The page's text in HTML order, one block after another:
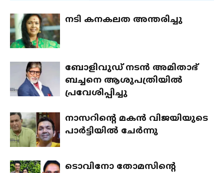
നടി കനകലത അന്തരിച്ചു
ബോളിവുഡ് നടന്‍ അമിതാഭ്
ബച്ചനെ ആശുപത്രിയില്‍
പ്രവേശിപ്പിച്ചു
നാസറിന്റെ മകന്‍ വിജയിയുടെ
പാര്‍ട്ടിയില്‍ ചേര്‍ന്നു
ടൊവിനോ തോമസിന്റെ